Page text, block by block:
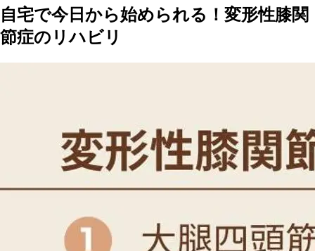
自宅で今日から始められる！変形性膝関
節症のリハビリ